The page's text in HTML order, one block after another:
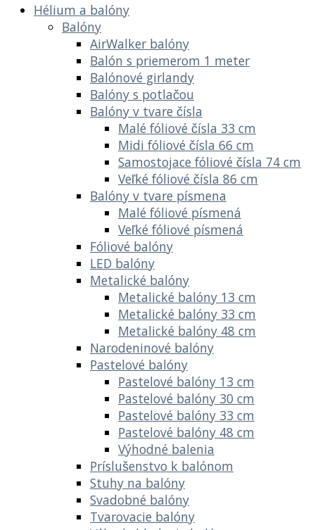
Hélium a balóny
Balóny
AirWalker balóny
Balón s priemerom 1 meter
Balónové girlandy
Balóny s potlačou
Balóny v tvare čísla
Malé fóliové čísla 33 cm
Midi fóliové čísla 66 cm
Samostojace fóliové čísla 74 cm
Veľké fóliové čísla 86 cm
Balóny v tvare písmena
Malé fóliové písmená
Veľké fóliové písmená
Fóliové balóny
LED balóny
Metalické balóny
Metalické balóny 13 cm
Metalické balóny 33 cm
Metalické balóny 48 cm
Narodeninové balóny
Pastelové balóny
Pastelové balóny 13 cm
Pastelové balóny 30 cm
Pastelové balóny 33 cm
Pastelové balóny 48 cm
Výhodné balenia
Príslušenstvo k balónom
Stuhy na balóny
Svadobné balóny
Tvarovacie balóny